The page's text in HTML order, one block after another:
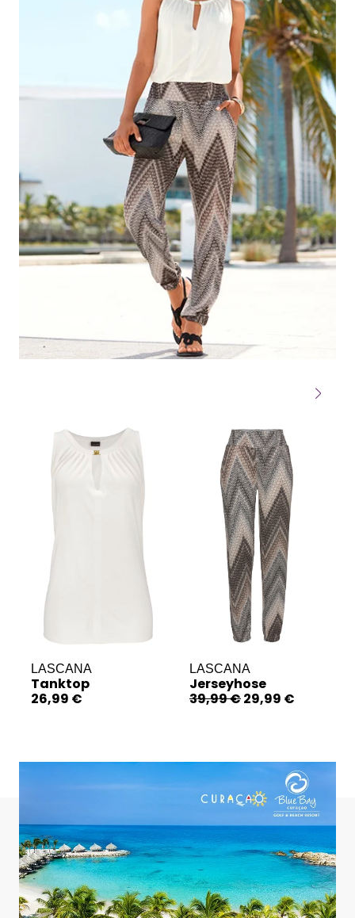
LASCANA
Tanktop
26,99 €
LASCANA
Jerseyhose
39,99 €29,99 €